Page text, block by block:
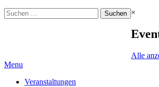
Suchen
nach:
×
Alle
Menu
Veranstaltungen